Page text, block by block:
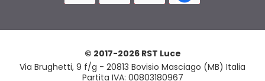
© 2017-2026 RST Luce
Via Brughetti, 9 f/g - 20813 Bovisio Masciago (MB) Italia
Partita IVA: 00803180967